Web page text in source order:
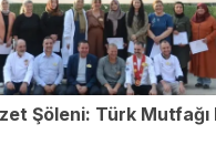
Şöleni: Türk Mutfağı